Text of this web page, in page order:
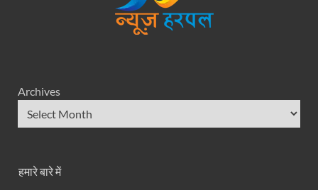
Archives
हमारे बारे में